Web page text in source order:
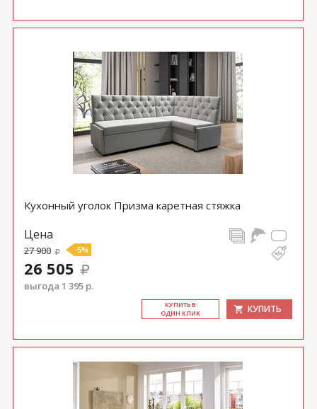
Кухонный уголок Призма каретная стяжка
Цена
27 900 -5%
26 505
выгода 1 395 р.
КУ­ПИТЬ В
ОДИН КЛИК
КУПИТЬ